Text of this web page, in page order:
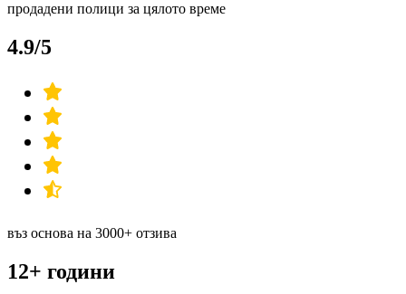
продадени полици за цялото време
4.9/5
въз основа на 3000+ отзива
12+ години